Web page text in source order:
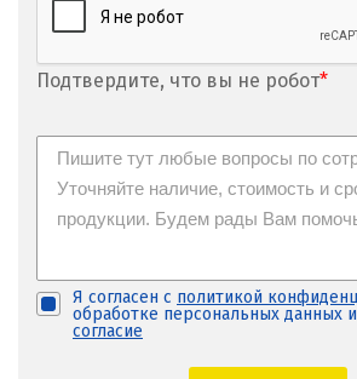
Подтвердите, что вы не робот*
Я согласен с политикой
обработке персональных данных и
согласие